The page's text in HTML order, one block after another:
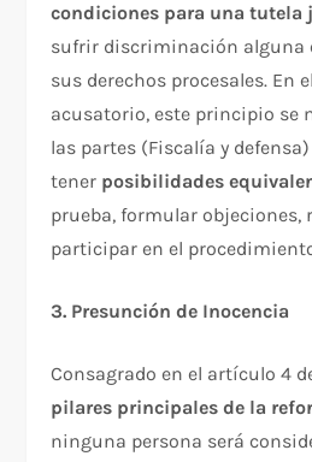
condiciones para una tutela
sufrir discriminación alguna
sus derechos procesales. En
acusatorio, este principio se
las partes (Fiscalía y
tener posibilidades
prueba, formular objeciones,
participar en el
3. Presunción de Inocencia
Consagrado en el artículo 4
pilares principales de la
ninguna persona será